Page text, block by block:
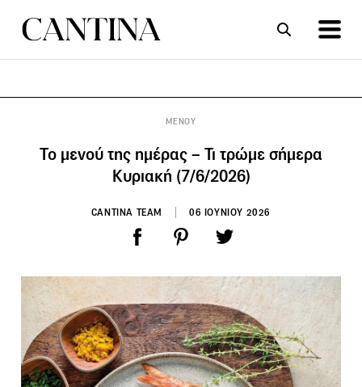
ΜΕΝΟΥ
Το μενού της ημέρας – Τι τρώμε σήμερα
Κυριακή (7/6/2026)
CANTINA TEAM 06 ΙΟΥΝΙΟΥ 2026